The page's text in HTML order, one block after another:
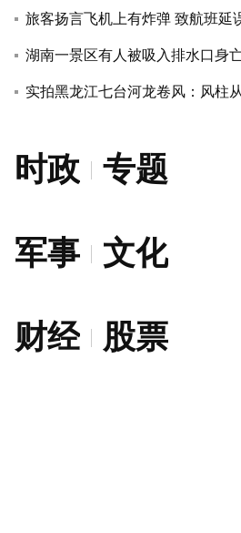
旅客扬言飞机上有炸弹 致航班延
湖南一景区有人被吸入排水口身
实拍黑龙江七台河龙卷风：风柱
时政 专题
军事 文化
财经 股票